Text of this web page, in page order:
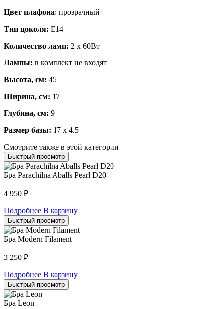
Цвет плафона: прозрачный
Тип цоколя: E14
Количество ламп: 2 x 60Вт
Лампы: в комплект не входят
Высота, см: 45
Ширина, см: 17
Глубина, см: 9
Размер базы: 17 x 4.5
Смотрите также в этой категории
Быстрый просмотр
Бра Parachilna Aballs Pearl D20
4 950 ₽
Подробнее В корзину
Быстрый просмотр
Бра Modern Filament
3 250 ₽
Подробнее В корзину
Быстрый просмотр
Бра Leon